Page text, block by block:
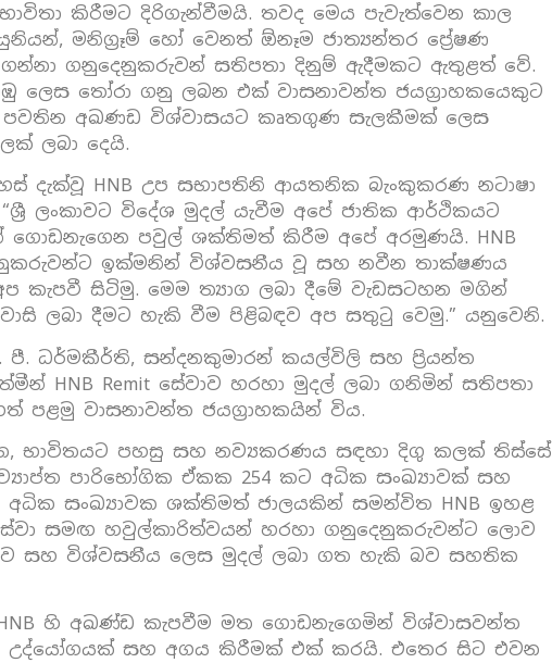
භාවිතා කිරීමට දිරිගැන්වීමයි. තවද මෙය පැවැත්වෙන කාල
මනිග්‍රෑම් හෝ වෙනත් ඕනෑම ජාත්‍යන්තර ප්‍රේෂණ
ගන්නා ගනුදෙනුකරුවන් සතිපතා දිනුම් ඇදීමකට ඇතුළත් වේ.
ලෙස තෝරා ගනු ලබන එක් වාසනාවන්ත ජයග්‍රාහකයෙකුට
පවතින අඛණඩ විශ්වාසයට කෘතගුණ සැලකීමක් ලෙස
ලබා දෙයි.
දැක්වූ HNB උප සභාපතිනි ආයතනික බැංකුකරණ නටාෂා
ලංකාවට විදේශ මුදල් යැවීම අපේ ජාතික ආර්ථිකයට
පවුල් ශක්තිමත් කිරීම අපේ අරමුණයි. HNB
ඉක්මනින් විශ්වසනීය වූ සහ නවීන තාක්ෂණය
කැපවී සිටිමු. මෙම ත්‍යාග ලබා දීමේ වැඩසටහන මගින්
ලබා දීමට හැකි වීම පිළිබඳව අප සතුටු වෙමු.” යනුවෙනි.
පී. ධර්මකීර්ති, සන්දනකුමාරන් කයල්විලි සහ ප්‍රියන්ත
HNB Remit සේවාව හරහා මුදල් ලබා ගනිමින් සතිපතා
පළමු වාසනාවන්ත ජයග්‍රාහකයින් විය.
භාවිතයට පහසු සහ නව්‍යකරණය සඳහා දිගු කලක් තිස්සේ
පාරිභෝගික ඒකක 254 කට අධික සංඛ්‍යාවක් සහ
අධික සංඛ්‍යාවක ශක්තිමත් ජාලයකින් සමන්විත HNB ඉහළ
සමඟ හවුල්කාරිත්වයන් හරහා ගනුදෙනුකරුවන්ට ලොව
සහ විශ්වසනීය ලෙස මුදල් ලබා ගත හැකි බව සහතික
හි අඛණ්ඩ කැපවීම මත ගොඩනැගෙමින් විශ්වාසවන්ත
උද්යෝගයක් සහ අගය කිරීමක් එක් කරයි. එතෙර සිට එවන